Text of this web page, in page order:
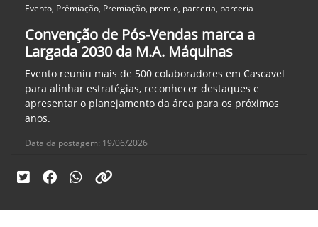
Evento, Prêmiação, Premiação, premio, parceria, parceria
Convenção de Pós-Vendas marca a
Largada 2030 da M.A. Máquinas
Evento reuniu mais de 500 colaboradores em Cascavel
para alinhar estratégias, reconhecer destaques e
apresentar o planejamento da área para os próximos
anos.
Data da postagem: 19/06/2026